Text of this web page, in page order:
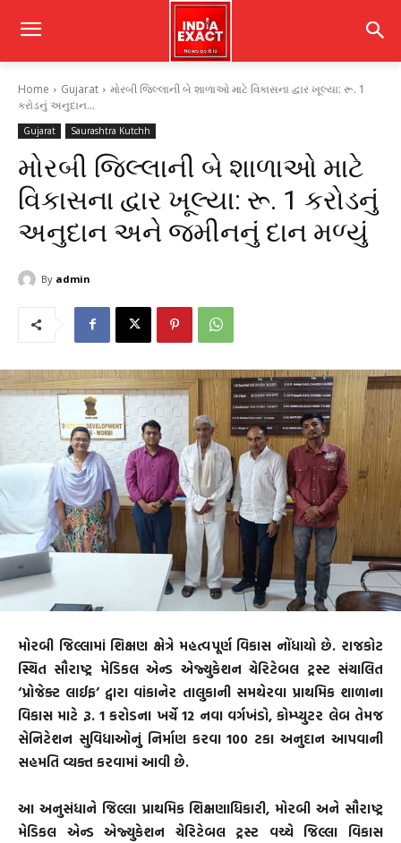
Home Gujarat
મોરબી જિલ્લાની બે શાળાઓ માટે વિકાસના દ્વાર ખૂલ્યા: રૂ. 1
કરોડનું અનુદાન...
Gujarat Saurashtra Kutchh
મોરબી જિલ્લાની બે શાળાઓ માટે
વિકાસના દ્વાર ખૂલ્યા: રૂ. 1 કરોડનું
અનુદાન અને જમીનનું દાન મળ્યું
By admin
મોરબી જિલ્લામાં શિક્ષણ ક્ષેત્રે મહત્વપૂર્ણ વિકાસ નોંધાયો છે. રાજકોટ
સ્થિત સૌરાષ્ટ્ર મેડિકલ એન્ડ એજ્યુકેશન ચેરિટેબલ ટ્રસ્ટ સંચાલિત
‘પ્રોજેક્ટ લાઈફ’ દ્વારા વાંકાનેર તાલુકાની સમથેરવા પ્રાથમિક શાળાના
વિકાસ માટે રૂ. 1 કરોડના ખર્ચે 12 નવા વર્ગખંડો, કોમ્પ્યુટર લેબ તેમજ
સેનિટેશન સુવિધાઓનું નિર્માણ કરવા 100 ટકા અનુદાન આપવાની
સહમતિ વ્યક્ત કરવામાં આવી છે.
આ અનુસંધાને જિલ્લા પ્રાથમિક શિક્ષણાધિકારી, મોરબી અને સૌરાષ્ટ્ર
મેડિકલ એન્ડ એજ્યુકેશન ચેરિટેબલ ટ્રસ્ટ વચ્ચે જિલ્લા વિકાસ